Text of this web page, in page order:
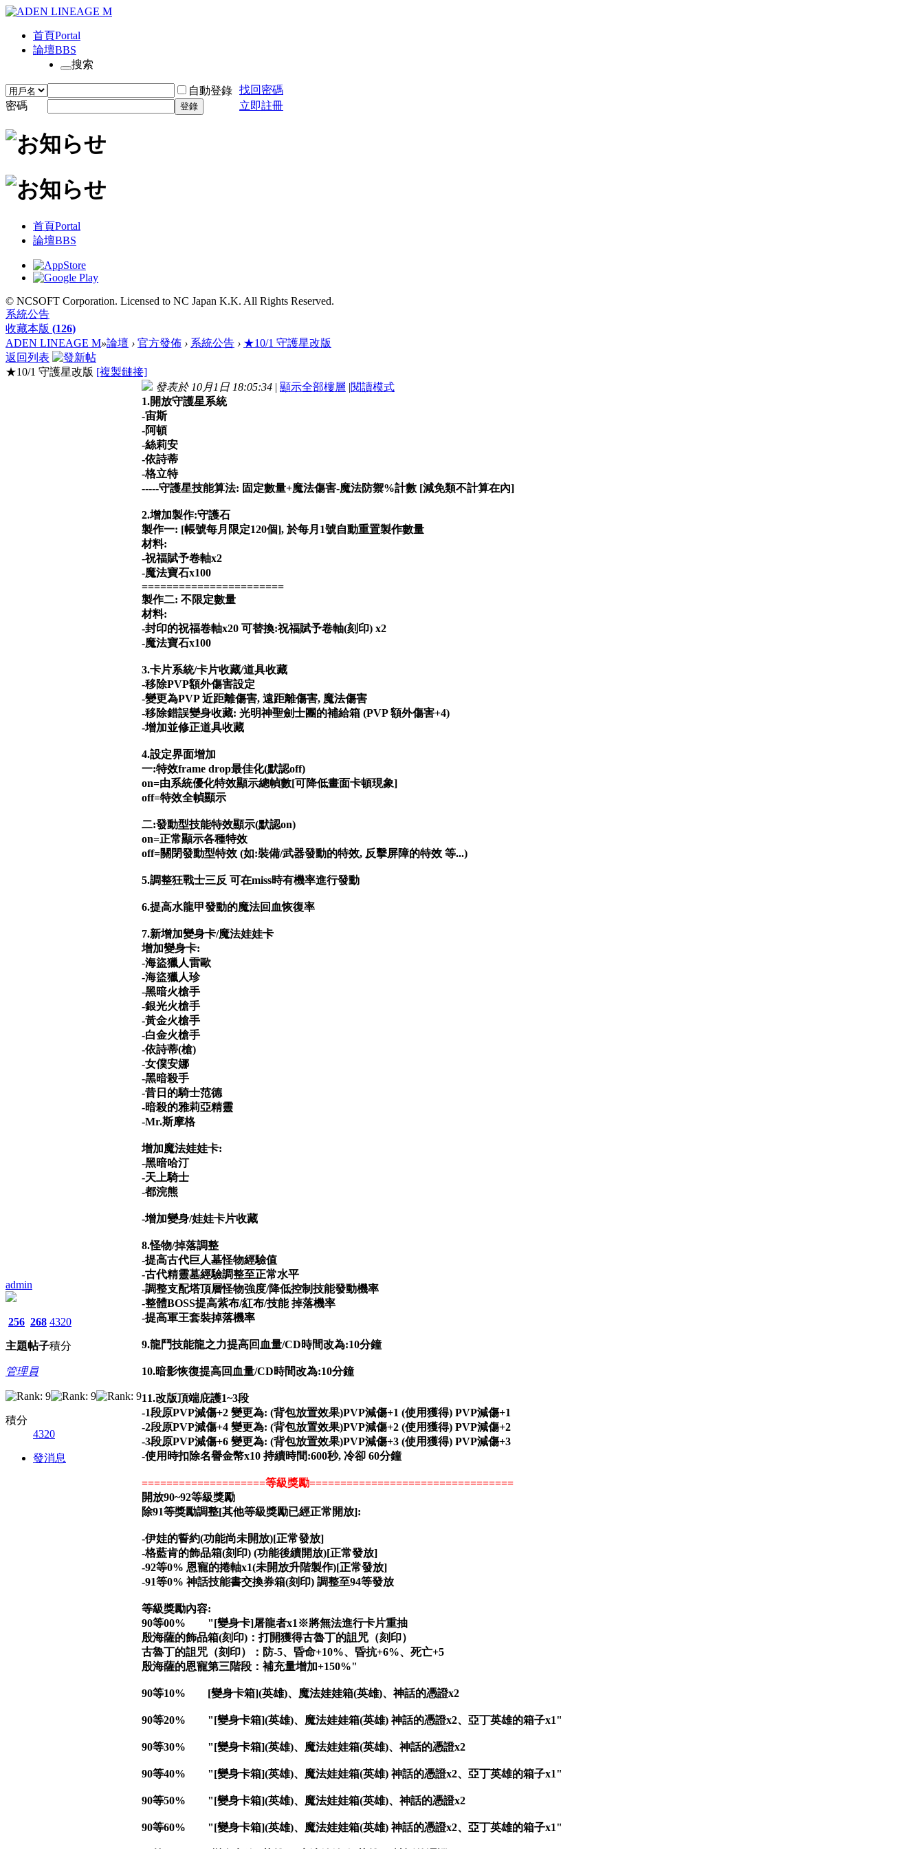
首頁Portal
論壇BBS
搜索
自動登錄 找回密碼
密碼
登錄 立即註冊
首頁Portal
論壇BBS
© NCSOFT Corporation. Licensed to NC Japan K.K. All Rights Reserved.
系統公告
收藏本版 (126)
ADEN LINEAGE M»論壇 › 官方發佈 › 系統公告 › ★10/1 守護星改版
返回列表
★10/1 守護星改版 [複製鏈接]
admin
256
主題
268
帖子
4320
積分
管理員
積分
4320
發消息
發表於 10月1日 18:05:34 | 顯示全部樓層 |閱讀模式
1.開放守護星系統
-宙斯
-阿頓
-絲莉安
-依詩蒂
-格立特
-----守護星技能算法: 固定數量+魔法傷害-魔法防禦%計數 [減免類不計算在內]
2.增加製作:守護石
製作一: [帳號每月限定120個], 於每月1號自動重置製作數量
材料:
-祝福賦予卷軸x2
-魔法寶石x100
=======================
製作二: 不限定數量
材料:
-封印的祝福卷軸x20 可替換:祝福賦予卷軸(刻印) x2
-魔法寶石x100
3.卡片系統/卡片收藏/道具收藏
-移除PVP額外傷害設定
-變更為PVP 近距離傷害, 遠距離傷害, 魔法傷害
-移除錯誤變身收藏: 光明神聖劍士團的補給箱 (PVP 額外傷害+4)
-增加並修正道具收藏
4.設定界面增加
一:特效frame drop最佳化(默認off)
on=由系統優化特效顯示總幀數[可降低畫面卡頓現象]
off=特效全幀顯示
二:發動型技能特效顯示(默認on)
on=正常顯示各種特效
off=關閉發動型特效 (如:裝備/武器發動的特效, 反擊屏障的特效 等...)
5.調整狂戰士三反 可在miss時有機率進行發動
6.提高水龍甲發動的魔法回血恢復率
7.新增加變身卡/魔法娃娃卡
增加變身卡:
-海盜獵人雷歐
-海盜獵人珍
-黑暗火槍手
-銀光火槍手
-黃金火槍手
-白金火槍手
-依詩蒂(槍)
-女僕安娜
-黑暗殺手
-昔日的騎士范德
-暗殺的雅莉亞精靈
-Mr.斯摩格
增加魔法娃娃卡:
-黑暗哈汀
-天上騎士
-都浣熊
-增加變身/娃娃卡片收藏
8.怪物/掉落調整
-提高古代巨人墓怪物經驗值
-古代精靈墓經驗調整至正常水平
-調整支配塔頂層怪物強度/降低控制技能發動機率
-整體BOSS提高紫布/紅布/技能 掉落機率
-提高軍王套裝掉落機率
9.龍鬥技能龍之力提高回血量/CD時間改為:10分鐘
10.暗影恢復提高回血量/CD時間改為:10分鐘
11.改版頂端庇護1~3段
-1段原PVP減傷+2 變更為: (背包放置效果)PVP減傷+1 (使用獲得) PVP減傷+1
-2段原PVP減傷+4 變更為: (背包放置效果)PVP減傷+2 (使用獲得) PVP減傷+2
-3段原PVP減傷+6 變更為: (背包放置效果)PVP減傷+3 (使用獲得) PVP減傷+3
-使用時扣除名譽金幣x10 持續時間:600秒, 冷卻 60分鐘
====================等級獎勵=================================
開放90~92等級獎勵
除91等獎勵調整[其他等級獎勵已經正常開放]:
-伊娃的誓約(功能尚未開放)[正常發放]
-格藍肯的飾品箱(刻印) (功能後續開放)[正常發放]
-92等0% 恩寵的捲軸x1(未開放升階製作)[正常發放]
-91等0% 神話技能書交換券箱(刻印) 調整至94等發放
等級獎勵內容:
90等00% "[變身卡]屠龍者x1※將無法進行卡片重抽
殷海薩的飾品箱(刻印)：打開獲得古魯丁的詛咒（刻印）
古魯丁的詛咒（刻印）：防-5、昏命+10%、昏抗+6%、死亡+5
殷海薩的恩寵第三階段：補充量增加+150%"
90等10% [變身卡箱](英雄)、魔法娃娃箱(英雄)、神話的憑證x2
90等20% "[變身卡箱](英雄)、魔法娃娃箱(英雄) 神話的憑證x2、亞丁英雄的箱子x1"
90等30% "[變身卡箱](英雄)、魔法娃娃箱(英雄)、神話的憑證x2
90等40% "[變身卡箱](英雄)、魔法娃娃箱(英雄) 神話的憑證x2、亞丁英雄的箱子x1"
90等50% "[變身卡箱](英雄)、魔法娃娃箱(英雄)、神話的憑證x2
90等60% "[變身卡箱](英雄)、魔法娃娃箱(英雄) 神話的憑證x2、亞丁英雄的箱子x1"